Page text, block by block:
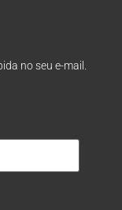
no seu e-mail.